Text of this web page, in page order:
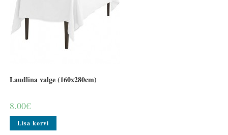
Laudlina valge (160x280cm)
8.00€
Lisa korvi